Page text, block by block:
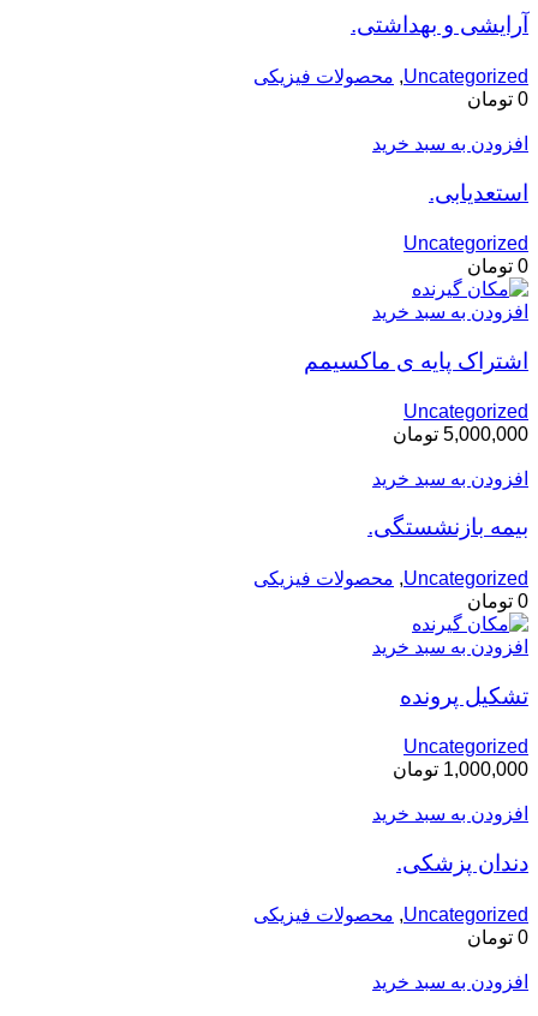
آرایشی و بهداشتی.
Uncategorized
, محصولات فیزیکی
0 تومان
افزودن به سبد خرید
استعدیابی.
Uncategorized
0 تومان
افزودن به سبد خرید
اشتراک پایه ی ماکسیمم
Uncategorized
5,000,000 تومان
افزودن به سبد خرید
بیمه بازنشستگی.
Uncategorized
, محصولات فیزیکی
0 تومان
افزودن به سبد خرید
تشکیل پرونده
Uncategorized
1,000,000 تومان
افزودن به سبد خرید
دندان پزشکی.
Uncategorized
, محصولات فیزیکی
0 تومان
افزودن به سبد خرید